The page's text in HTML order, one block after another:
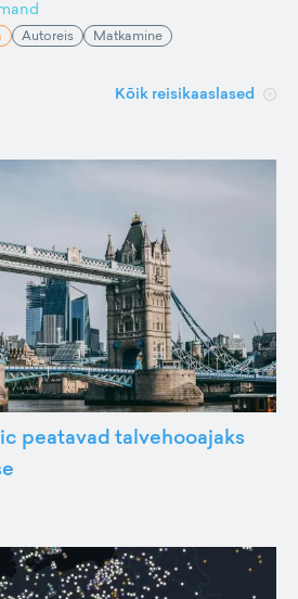
Autoreis Matkamine
Kõik reisikaaslased
peatavad talvehooajaks